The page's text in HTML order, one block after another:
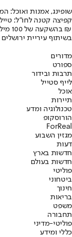
שופינג, אמנות ואוכל:
קפיצה קטנה לחו"ל:
בהשקעה של 100 מיליון ₪
בשיתוף עיריית ירושלים
מדורים
ספורט
תרבות ובידור
לייף סטייל
אוכל
תיירות
טכנולוגיה ומדע
הורוסקופ
ForReal
מגזין השבוע
דעות
חדשות בארץ
חדשות בעולם
פוליטי
ביטחוני
חינוך
בריאות
משפט
תחבורה
פוליטי-מדיני
כללי ומידע